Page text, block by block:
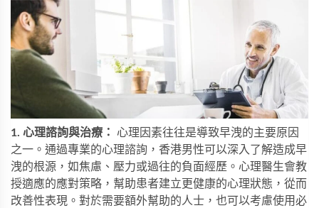
1. 心理諮詢與治療：
心理因素往往是導致早洩的主要原因
之一。通過專業的心理諮詢，香港男性可以深入了解造成早
洩的根源，如焦慮、壓力或過往的負面經歷。心理醫生會教
授適應的應對策略，幫助患者建立更健康的心理狀態，從而
改善性表現。對於需要額外幫助的人士，也可以考慮使用必